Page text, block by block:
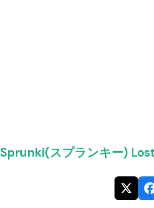
Sprunki(スプランキー)